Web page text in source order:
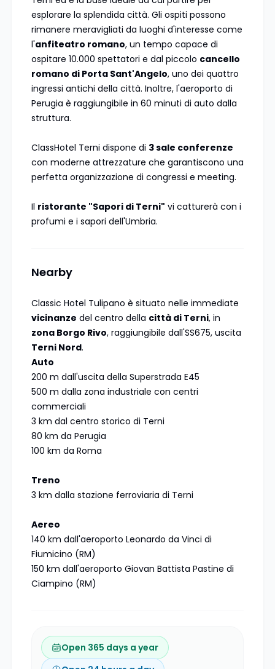
esplorare la splendida città. Gli ospiti possono
rimanere meravigliati da luoghi d'interesse come
l'anfiteatro romano, un tempo capace di
ospitare 10.000 spettatori e dal piccolo cancello
romano di Porta Sant'Angelo, uno dei quattro
ingressi antichi della città. Inoltre, l'aeroporto di
Perugia è raggiungibile in 60 minuti di auto dalla
struttura.
ClassHotel Terni dispone di 3 sale conferenze
con moderne attrezzature che garantiscono una
perfetta organizzazione di congressi e meeting.
Il ristorante "Sapori di Terni" vi catturerà con i
profumi e i sapori dell'Umbria.
Nearby
Classic Hotel Tulipano è situato nelle immediate
vicinanze del centro della città di Terni, in
zona Borgo Rivo, raggiungibile dall'SS675, uscita
Terni Nord.
Auto
200 m dall'uscita della Superstrada E45
500 m dalla zona industriale con centri
commerciali
3 km dal centro storico di Terni
80 km da Perugia
100 km da Roma
Treno
3 km dalla stazione ferroviaria di Terni
Aereo
140 km dall'aeroporto Leonardo da Vinci di
Fiumicino (RM)
150 km dall'aeroporto Giovan Battista Pastine di
Ciampino (RM)
Open 365 days a year